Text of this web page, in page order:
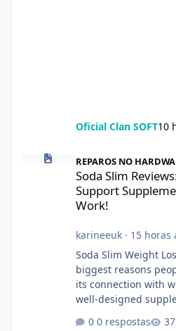
Oficial Clan SOFT10
Soda Slim Reviews: Natural
REPAROS NO
Soda Slim
Support
Work!
karineeuk· 15 horas
Soda Slim Weight
biggest reasons
its connection with
well-designed
0 respostas